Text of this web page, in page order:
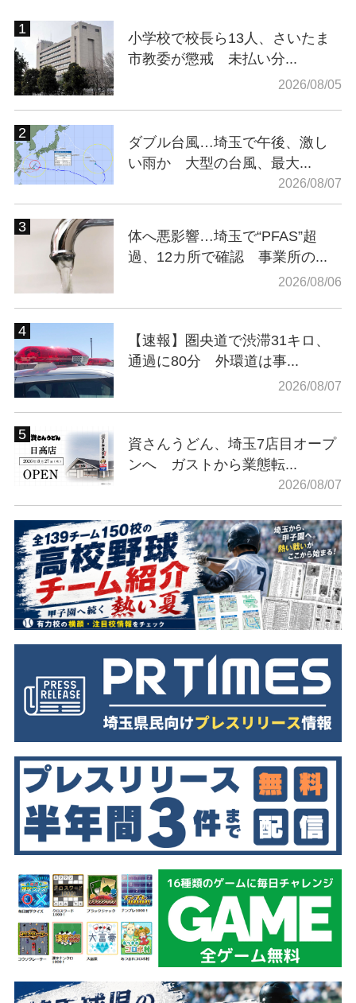
小学校で校長ら13人、さいたま
市教委が懲戒 未払い分...
2026/08/05
ダブル台風…埼玉で午後、激し
い雨か 大型の台風、最大...
2026/08/07
体へ悪影響…埼玉で“PFAS”超
過、12カ所で確認 事業所の...
2026/08/06
【速報】圏央道で渋滞31キロ、
通過に80分 外環道は事...
2026/08/07
資さんうどん、埼玉7店目オープ
ンへ ガストから業態転...
2026/08/07